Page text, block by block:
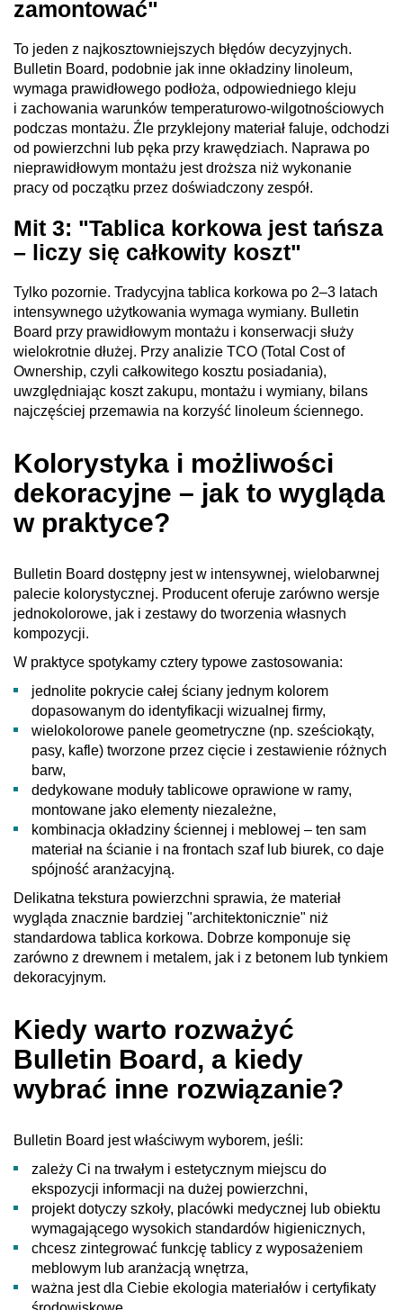
zamontować"
To jeden z najkosztowniejszych błędów decyzyjnych.
Bulletin Board, podobnie jak inne okładziny linoleum,
wymaga prawidłowego podłoża, odpowiedniego kleju
i zachowania warunków temperaturowo-wilgotnościowych
podczas montażu. Źle przyklejony materiał faluje, odchodzi
od powierzchni lub pęka przy krawędziach. Naprawa po
nieprawidłowym montażu jest droższa niż wykonanie
pracy od początku przez doświadczony zespół.
Mit 3: "Tablica korkowa jest tańsza
– liczy się całkowity koszt"
Tylko pozornie. Tradycyjna tablica korkowa po 2–3 latach
intensywnego użytkowania wymaga wymiany. Bulletin
Board przy prawidłowym montażu i konserwacji służy
wielokrotnie dłużej. Przy analizie TCO (Total Cost of
Ownership, czyli całkowitego kosztu posiadania),
uwzględniając koszt zakupu, montażu i wymiany, bilans
najczęściej przemawia na korzyść linoleum ściennego.
Kolorystyka i możliwości
dekoracyjne – jak to wygląda
w praktyce?
Bulletin Board dostępny jest w intensywnej, wielobarwnej
palecie kolorystycznej. Producent oferuje zarówno wersje
jednokolorowe, jak i zestawy do tworzenia własnych
kompozycji.
W praktyce spotykamy cztery typowe zastosowania:
jednolite pokrycie całej ściany jednym kolorem
dopasowanym do identyfikacji wizualnej firmy,
wielokolorowe panele geometryczne (np. sześciokąty,
pasy, kafle) tworzone przez cięcie i zestawienie różnych
barw,
dedykowane moduły tablicowe oprawione w ramy,
montowane jako elementy niezależne,
kombinacja okładziny ściennej i meblowej – ten sam
materiał na ścianie i na frontach szaf lub biurek, co daje
spójność aranżacyjną.
Delikatna tekstura powierzchni sprawia, że materiał
wygląda znacznie bardziej "architektonicznie" niż
standardowa tablica korkowa. Dobrze komponuje się
zarówno z drewnem i metalem, jak i z betonem lub tynkiem
dekoracyjnym.
Kiedy warto rozważyć
Bulletin Board, a kiedy
wybrać inne rozwiązanie?
Bulletin Board jest właściwym wyborem, jeśli:
zależy Ci na trwałym i estetycznym miejscu do
ekspozycji informacji na dużej powierzchni,
projekt dotyczy szkoły, placówki medycznej lub obiektu
wymagającego wysokich standardów higienicznych,
chcesz zintegrować funkcję tablicy z wyposażeniem
meblowym lub aranżacją wnętrza,
ważna jest dla Ciebie ekologia materiałów i certyfikaty